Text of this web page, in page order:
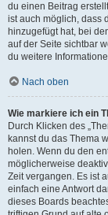
du einen Beitrag
ist auch möglich, dass
hinzugefügt hat, bei
auf der Seite sichtbar
du weitere
Nach oben
Wie markiere ich ein
Durch Klicken des
kannst du das Thema
holen. Wenn du den
möglicherweise
Zeit vergangen. Es ist
einfach eine Antwort
dieses Boards